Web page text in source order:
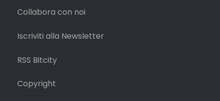
Collabora con noi
Iscriviti alla Newsletter
RSS Bitcity
Copyright